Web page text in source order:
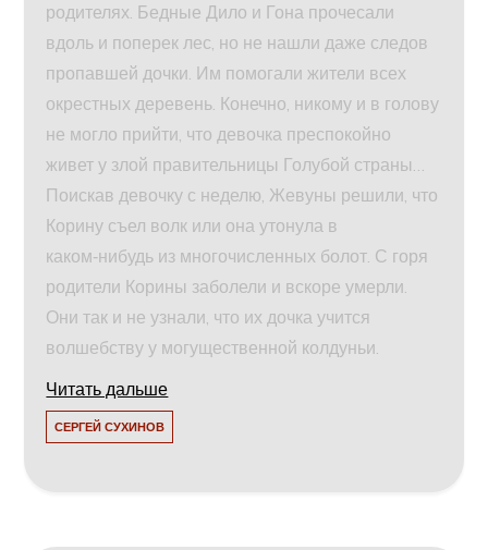
родителях. Бедные Дило и Гона прочесали
вдоль и поперек лес, но не нашли даже следов
пропавшей дочки. Им помогали жители всех
окрестных деревень. Конечно, никому и в голову
не могло прийти, что девочка преспокойно
живет у злой правительницы Голубой страны…
Поискав девочку с неделю, Жевуны решили, что
Корину съел волк или она утонула в
каком‑нибудь из многочисленных болот. С горя
родители Корины заболели и вскоре умерли.
Они так и не узнали, что их дочка учится
волшебству у могущественной колдуньи.
Читать дальше
СЕРГЕЙ СУХИНОВ